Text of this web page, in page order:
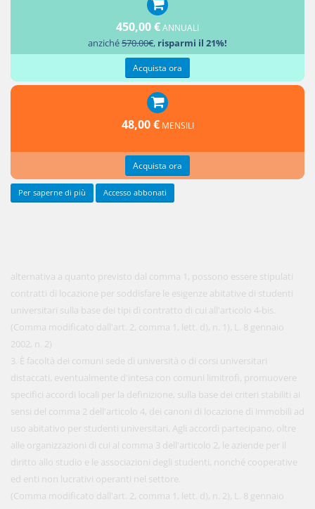
modalità per la stipula di contratti di locazione di natura transitoria
anche di durata inferiore ai limiti previsti dalla presente legge per
soddisfare particolari esigenze delle parti.
alternativa a quanto previsto dal comma 1, possono essere stipulati
contratti di locazione per soddisfare le esigenze abitative di studenti
universitari sulla base dei tipi di contratto di cui all'articolo 4-bis.
(Comma modificato dall'art. 2, comma 1, lett. d), n. 1), L. 8 gennaio
2002, n. 2)
3. È facoltà dei comuni sede di università o di corsi universitari
distaccati, eventualmente d'intesa con comuni limitrofi, promuovere
specifici accordi locali per la definizione, sulla base dei criteri stabiliti ai
sensi del comma 2 dell'articolo 4, dei canoni di locazione di immobili ad
uso abitativo per studenti universitari. Agli accordi partecipano, oltre
alle organizzazioni di cui al comma 3 dell'articolo 2, le aziende per il
diritto allo studio e le associazioni degli studenti, nonché cooperative
ed enti non lucrativi operanti nel settore.
(Comma modificato dall'art. 2, comma 1, lett. d), n. 2), L. 8 gennaio
450,00 €ANNUALI
anziché570.00€, risparmi il 21%!
Acquista ora
48,00 € MENSILI
Acquista ora
Per saperne di più Accesso abbonati